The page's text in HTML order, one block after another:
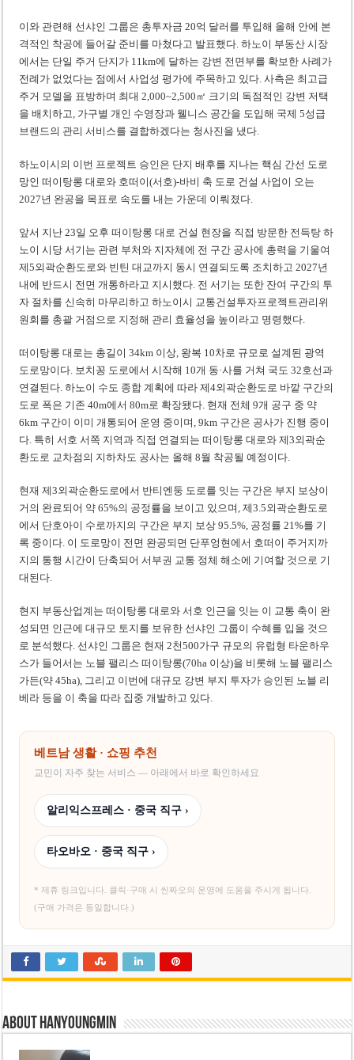
이와 관련해 선샤인 그룹은 총투자금 20억 달러를 투입해 올해 안에 본
격적인 착공에 들어갈 준비를 마쳤다고 발표했다. 하노이 부동산 시장
에서는 단일 주거 단지가 11km에 달하는 강변 전면부를 확보한 사례가
전례가 없었다는 점에서 사업성 평가에 주목하고 있다. 사측은 최고급
주거 모델을 표방하며 최대 2,000~2,500㎡ 크기의 독점적인 강변 저택
을 배치하고, 가구별 개인 수영장과 웰니스 공간을 도입해 국제 5성급
브랜드의 관리 서비스를 결합하겠다는 청사진을 냈다.
하노이시의 이번 프로젝트 승인은 단지 배후를 지나는 핵심 간선 도로
망인 떠이탕롱 대로와 호떠이(서호)-바비 축 도로 건설 사업이 오는
2027년 완공을 목표로 속도를 내는 가운데 이뤄졌다.
앞서 지난 23일 오후 떠이탕롱 대로 건설 현장을 직접 방문한 전득탕 하
노이 시당 서기는 관련 부처와 지자체에 전 구간 공사에 총력을 기울여
제5외곽순환도로와 빈틴 대교까지 동시 연결되도록 조치하고 2027년
내에 반드시 전면 개통하라고 지시했다. 전 서기는 또한 잔여 구간의 투
자 절차를 신속히 마무리하고 하노이시 교통건설투자프로젝트관리위
원회를 총괄 거점으로 지정해 관리 효율성을 높이라고 명령했다.
떠이탕롱 대로는 총길이 34km 이상, 왕복 10차로 규모로 설계된 광역
도로망이다. 보치꽁 도로에서 시작해 10개 동·사를 거쳐 국도 32호선과
연결된다. 하노이 수도 종합 계획에 따라 제4외곽순환도로 바깥 구간의
도로 폭은 기존 40m에서 80m로 확장됐다. 현재 전체 9개 공구 중 약
6km 구간이 이미 개통되어 운영 중이며, 9km 구간은 공사가 진행 중이
다. 특히 서호 서쪽 지역과 직접 연결되는 떠이탕롱 대로와 제3외곽순
환도로 교차점의 지하차도 공사는 올해 8월 착공될 예정이다.
현재 제3외곽순환도로에서 반티엔둥 도로를 잇는 구간은 부지 보상이
거의 완료되어 약 65%의 공정률을 보이고 있으며, 제3.5외곽순환도로
에서 단호아이 수로까지의 구간은 부지 보상 95.5%, 공정률 21%를 기
록 중이다. 이 도로망이 전면 완공되면 단푸엉현에서 호떠이 주거지까
지의 통행 시간이 단축되어 서부권 교통 정체 해소에 기여할 것으로 기
대된다.
현지 부동산업계는 떠이탕롱 대로와 서호 인근을 잇는 이 교통 축이 완
성되면 인근에 대규모 토지를 보유한 선샤인 그룹이 수혜를 입을 것으
로 분석했다. 선샤인 그룹은 현재 2천500가구 규모의 유럽형 타운하우
스가 들어서는 노블 팰리스 떠이탕롱(70ha 이상)을 비롯해 노블 팰리스
가든(약 45ha), 그리고 이번에 대규모 강변 부지 투자가 승인된 노블 리
베라 등을 이 축을 따라 집중 개발하고 있다.
베트남 생활 · 쇼핑 추천
교민이 자주 찾는 서비스 — 아래에서 바로 확인하세요
알리익스프레스 · 중국 직구 ›
타오바오 · 중국 직구 ›
* 제휴 링크입니다. 클릭·구매 시 씬짜오의 운영에 도움을 주시게 됩니다.
(구매 가격은 동일합니다.)
About hanyoungmin